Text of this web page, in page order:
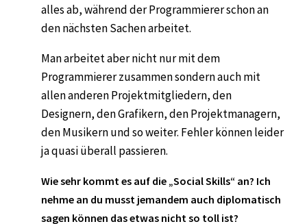
alles ab, während der Programmierer schon an
den nächsten Sachen arbeitet.
Man arbeitet aber nicht nur mit dem
Programmierer zusammen sondern auch mit
allen anderen Projektmitgliedern, den
Designern, den Grafikern, den Projektmanagern,
den Musikern und so weiter. Fehler können leider
ja quasi überall passieren.
Wie sehr kommt es auf die „Social Skills“ an? Ich
nehme an du musst jemandem auch diplomatisch
sagen können das etwas nicht so toll ist?